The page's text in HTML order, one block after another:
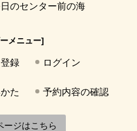
のセンター前の海
メニュー]
録 ログイン
た 予約内容の確認
ージはこちら